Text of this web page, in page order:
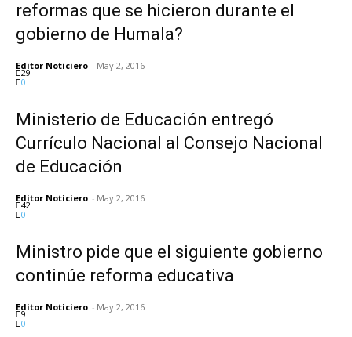
reformas que se hicieron durante el
gobierno de Humala?
Editor Noticiero - May 2, 2016
29
0
Ministerio de Educación entregó
Currículo Nacional al Consejo Nacional
de Educación
Editor Noticiero - May 2, 2016
42
0
Ministro pide que el siguiente gobierno
continúe reforma educativa
Editor Noticiero - May 2, 2016
9
0